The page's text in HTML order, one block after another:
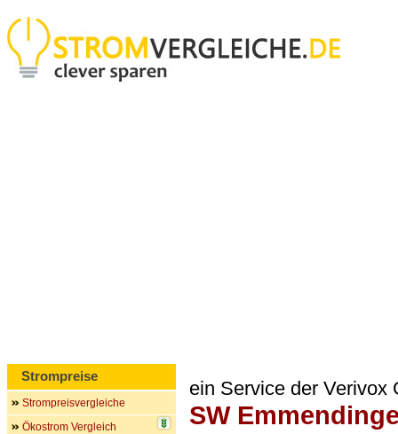
ein Service der Verivox
SW
Strompreise
Strompreisvergleiche
Ökostrom Vergleich